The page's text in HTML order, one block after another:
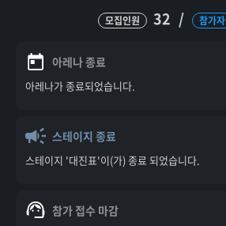
모집인원 32 / 참가자
아레나 종료
아레나가 종료되었습니다.
스테이지 종료
스테이지 '대진표'이(가) 종료 되었습니다.
참가 접수 마감